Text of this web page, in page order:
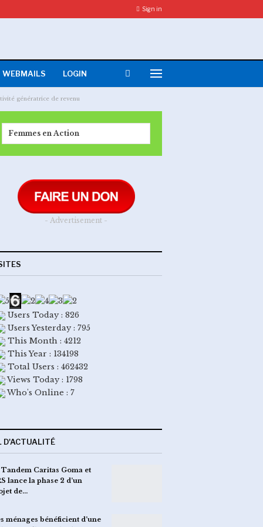
Sign in
WEBMAILS LOGIN
génératrice de revenu
Femmes en Action
- Advertisement -
Users Today : 826
Users Yesterday : 795
This Month : 4212
This Year : 134198
Total Users : 462432
Views Today : 1798
Who's Online : 7
D'ACTUALITÉ
Tandem Caritas Goma et
lance la phase 2 d’un
de…
ménages bénéficient d’une